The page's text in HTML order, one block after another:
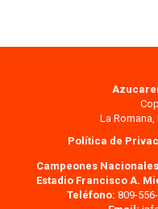
La
Política de
Campeones Nacionales
Estadio Francisco A.
Teléfono: 809-